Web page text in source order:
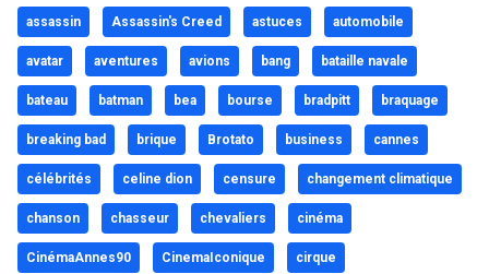
assassin Assassin's Creed astuces automobile
avatar aventures avions bang bataille navale
bateau batman bea bourse bradpitt braquage
breaking bad brique Brotato business cannes
célébrités celine dion censure changement climatique
chanson chasseur chevaliers cinéma
CinémaAnnes90 CinemaIconique cirque